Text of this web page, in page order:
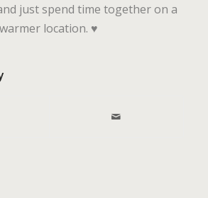
just spend time together on a
warmer location. ♥